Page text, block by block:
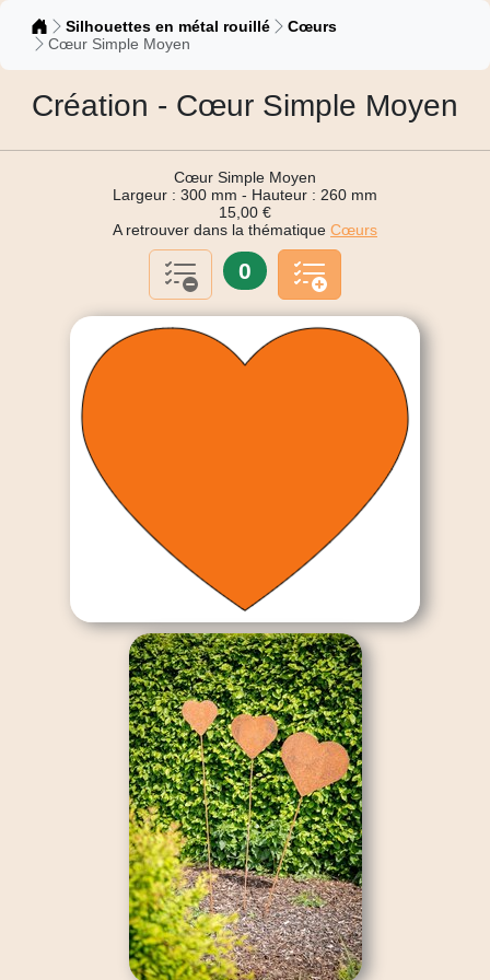
Catalogue
Silhouettes en métal rouillé
Cœurs
Cœur Simple Moyen
Création - Cœur Simple Moyen
Cœur Simple Moyen
Largeur : 300 mm - Hauteur : 260 mm
15,00 €
A retrouver dans la thématique Cœurs
0